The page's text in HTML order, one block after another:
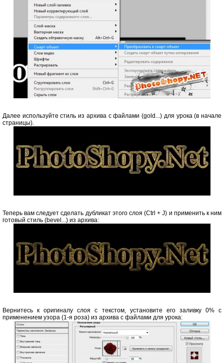
Далее используйте стиль из архива с файлами (gold...) для урока (в начале
страницы).
Теперь вам следует сделать дубликат этого слоя (Ctrl + J) и применить к ним
готовый стиль (bevel...) из архива:
Вернитесь к оригиналу слоя с текстом, установите его заливку 0% с
применением узора (1-я роза) из архива с файлами для урока: